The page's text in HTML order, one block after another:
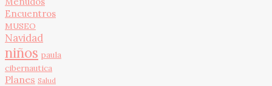
Encuentros
MUSEO
Navidad
niños paula
cibernautica
Planes Salud